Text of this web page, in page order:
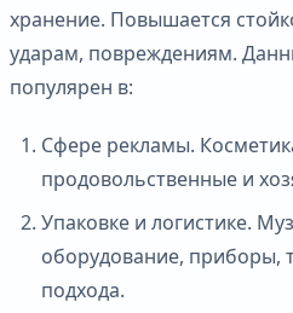
хранение. Повышается
ударам, повреждениям.
популярен в:
Сфере рекламы.
продовольственные и
Упаковке и логистике.
оборудование, приборы,
подхода.